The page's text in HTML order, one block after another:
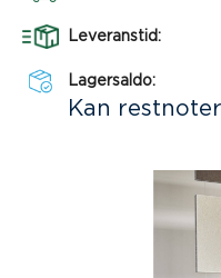
Leveranstid:
Lagersaldo:
Kan